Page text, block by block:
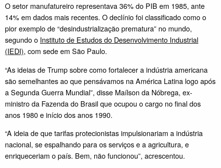
O setor manufatureiro representava 36% do PIB em 1985, ante
14% em dados mais recentes. O declínio foi classificado como o
pior exemplo de “desindustrialização prematura” no mundo,
segundo o Instituto de Estudos do Desenvolvimento Industrial
(IEDI), com sede em São Paulo.
“As ideias de Trump sobre como fortalecer a indústria americana
são semelhantes ao que pensávamos na América Latina logo após
a Segunda Guerra Mundial”, disse Maílson da Nóbrega, ex-
ministro da Fazenda do Brasil que ocupou o cargo no final dos
anos 1980 e início dos anos 1990.
“A ideia de que tarifas protecionistas impulsionariam a indústria
nacional, se espalhando para os serviços e a agricultura, e
enriqueceriam o país. Bem, não funcionou”, acrescentou.